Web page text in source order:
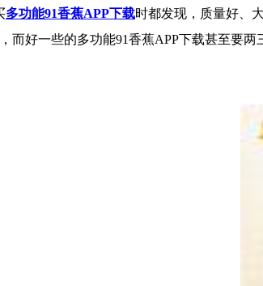
多功能91香蕉APP下载时都发现，质量好
，而好一些的多功能91香蕉APP下载甚至要